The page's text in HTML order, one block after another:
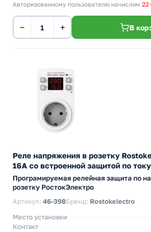
Авторизованному пользователю начислим 22
− + В
Реле напряжения в розетку
16A со встроенной защитой по
Програмируемая релейная защита по
розетку РостокЭлектро
Артикул: 46-398Бренд: Rostokelectro
Место установки
Контакт